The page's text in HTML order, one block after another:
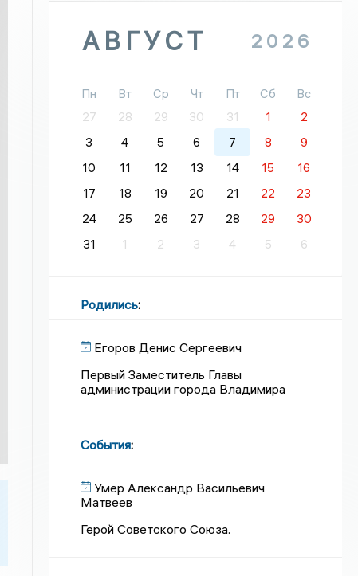
АВГУСТ 2026
Пн Вт Ср Чт Пт Сб
Вс
27
28 29 30 31 1
2
3
4 5 6 7 8
9
10
11 12 13 14 15
16
17
18 19 20 21 22
23
24
25 26 27 28 29
30
31
1 2 3 4 5 6
Родились:
Егоров Денис Сергеевич
Первый Заместитель Главы
администрации города Владимира
События:
Умер Александр Васильевич
Матвеев
Герой Советского Союза.